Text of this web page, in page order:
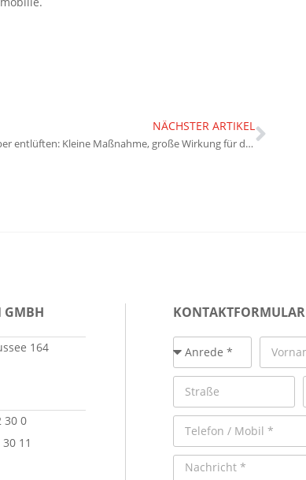
NÄCHSTER ARTIKEL
Heizkörper entlüften: Kleine Maßnahme, große Wirkung für den Energieverbrauch
GMBH
164
30 0
11
KONTAKTFORMULAR